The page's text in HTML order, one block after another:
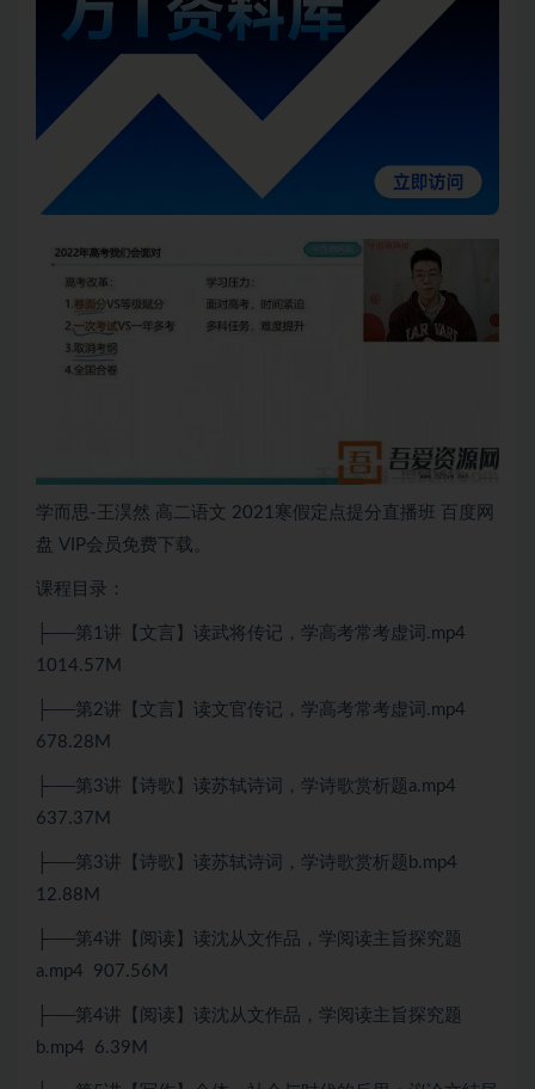
学而思-王淏然 高二语文 2021寒假定点提分直播班 百度网
盘 VIP会员免费下载。
课程目录：
├──第1讲【文言】读武将传记，学高考常考虚词.mp4
1014.57M
├──第2讲【文言】读文官传记，学高考常考虚词.mp4
678.28M
├──第3讲【诗歌】读苏轼诗词，学诗歌赏析题a.mp4
637.37M
├──第3讲【诗歌】读苏轼诗词，学诗歌赏析题b.mp4
12.88M
├──第4讲【阅读】读沈从文作品，学阅读主旨探究题
a.mp4 907.56M
├──第4讲【阅读】读沈从文作品，学阅读主旨探究题
b.mp4 6.39M